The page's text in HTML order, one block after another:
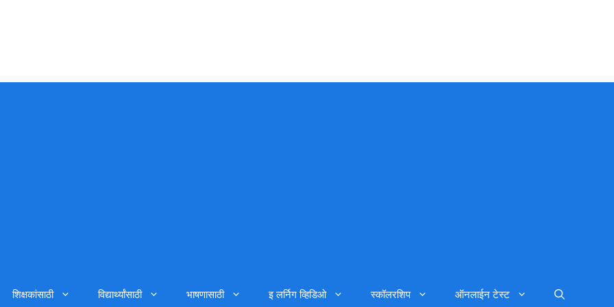
शिक्षकांसाठी विद्यार्थ्यांसाठी भाषणासाठी इ लर्निग व्हिडिओ स्कॉलरशिप ऑनलाईन टेस्ट